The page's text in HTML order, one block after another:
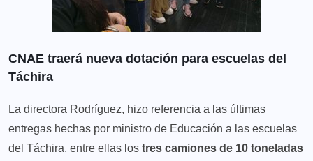
CNAE traerá nueva dotación para escuelas del
Táchira
La directora Rodríguez, hizo referencia a las últimas
entregas hechas por ministro de Educación a las escuelas
del Táchira, entre ellas los tres camiones de 10 toneladas